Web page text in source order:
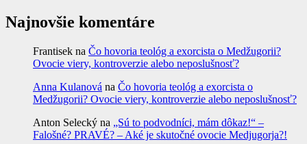
Najnovšie komentáre
Frantisek na Čo hovoria teológ a exorcista o Medžugorii?
Ovocie viery, kontroverzie alebo neposlušnosť?
Anna Kulanová na Čo hovoria teológ a exorcista o
Medžugorii? Ovocie viery, kontroverzie alebo neposlušnosť?
Anton Selecký na „Sú to podvodníci, mám dôkaz!“ –
Falošné? PRAVÉ? – Aké je skutočné ovocie Medjugorja?!